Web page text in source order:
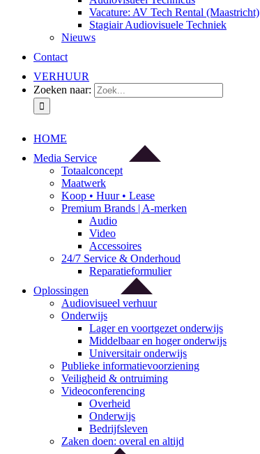
Vacature: AV Tech Rental (Maastricht)
Stagiair Audiovisuele Techniek
Nieuws
Contact
VERHUUR
Zoeken naar:
HOME
Media Service
Totaalconcept
Maatwerk
Koop • Huur • Lease
Premium Brands | A-merken
Audio
Video
Accessoires
24/7 Service & Onderhoud
Reparatieformulier
Oplossingen
Audiovisueel verhuur
Onderwijs
Lager en voortgezet onderwijs
Middelbaar en hoger onderwijs
Universitair onderwijs
Publieke informatievoorziening
Veiligheid & ontruiming
Videoconferencing
Overheid
Onderwijs
Bedrijfsleven
Zaken doen: overal en altijd